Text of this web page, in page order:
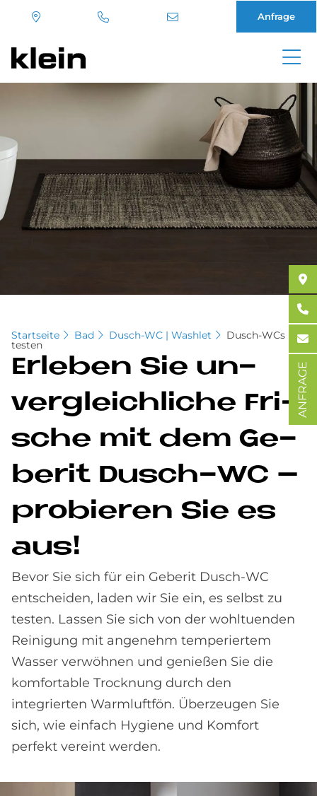
Anfrage
Startseite Bad Dusch-WC | Washlet Dusch-WCs
testen
Er­le­ben Sie un­
ver­gleich­li­che Fri­
sche mit dem Ge­
be­rit Dusch-WC –
pro­bie­ren Sie es
aus!
Bevor Sie sich für ein Geberit Dusch-WC
entscheiden, laden wir Sie ein, es selbst zu
testen. Lassen Sie sich von der wohltuenden
Reinigung mit angenehm temperiertem
Wasser verwöhnen und genießen Sie die
komfortable Trocknung durch den
integrierten Warmluftfön. Überzeugen Sie
sich, wie einfach Hygiene und Komfort
perfekt vereint werden.
ANFRAGE